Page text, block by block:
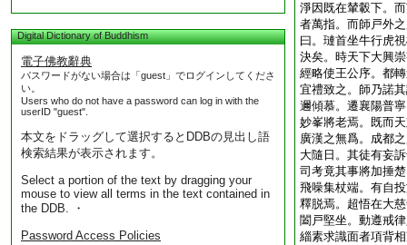
Digital Dictionary of Buddhism
電子佛教辭典
パスワードがない場合は「guest」でログインしてくださ
い。
Users who do not have a password can log in with the
userID "guest".
本文をドラッグして選択するとDDBの見出し語
検索結果が表示されます。
Select a portion of the text by dragging your
mouse to view all terms in the text contained in
the DDB. ・
Password Access Policies
淨因既在輦轂下。
者萬指。而師戸外
曰。璉首坐牛行虎
決矣。時天下大興
經略使王公序。都
宜禮致之。師乃諾
邇傾慕。遷襄陽普
妙峯將老焉。既而
廣漢之無爲。成都
大隨日。其徒有妄
司考竟其事將加捶
飛噪集杖端。有自
釋脱焉。超悟在大
闔戸堅坐。動遵戒
緇素求識面者項背